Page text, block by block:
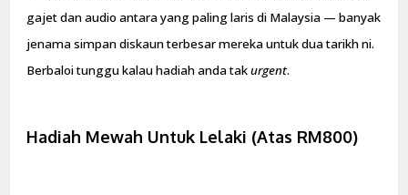
gajet dan audio antara yang paling laris di Malaysia — banyak
jenama simpan diskaun terbesar mereka untuk dua tarikh ni.
Berbaloi tunggu kalau hadiah anda takurgent.
Hadiah Mewah Untuk Lelaki (Atas RM800)